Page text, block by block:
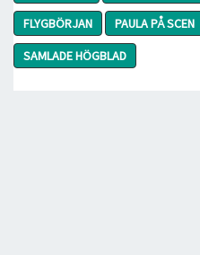
FLYGBÖRJAN
PAULA PÅ SCEN
SAMLADE HÖGBLAD